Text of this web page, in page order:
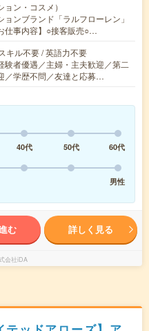
ン・コスメ）
ンブランド「ラルフローレン」
仕事内容】○接客販売○…
キル不要 / 英語力不要
験者優遇／主婦・主夫歓迎／第二
／学歴不問／友達と応募…
40代 50代
60代
男性
む 詳しく見る
会社iDA